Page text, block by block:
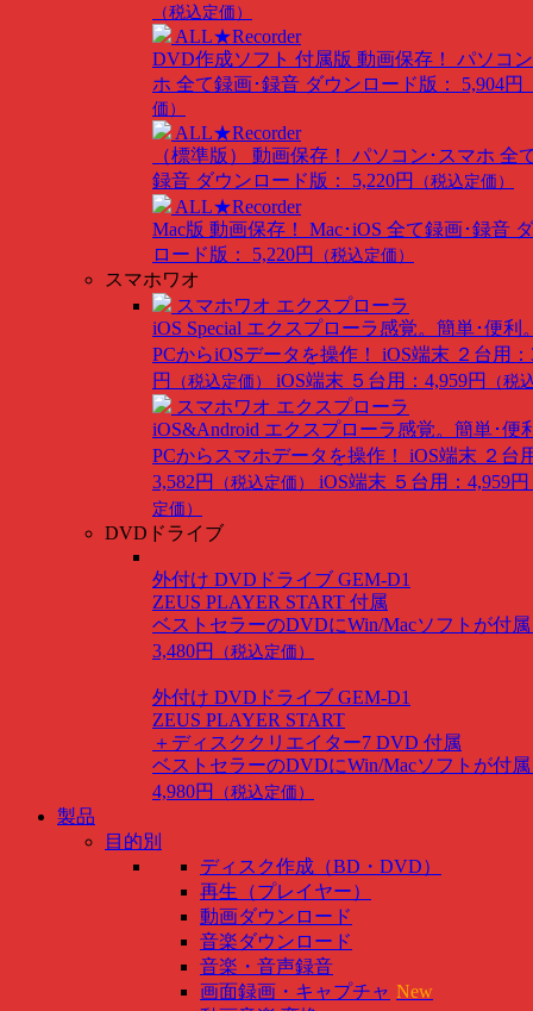
（税込定価）
ALL★Recorder
DVD作成ソフト 付属版 動画保存！ パソコ
ホ 全て録画･録音 ダウンロード版： 5,904円
価）
ALL★Recorder
（標準版） 動画保存！ パソコン･スマホ 全
録音 ダウンロード版： 5,220円 （税込定価）
ALL★Recorder
Mac版 動画保存！ Mac･iOS 全て録画･録音
ロード版： 5,220円
（税込定価）
スマホワオ
スマホワオ エクスプローラ
iOS Special エクスプローラ感覚。簡単･便利
PCからiOSデータを操作！ iOS端末 ２台用：
円
（税込定価） iOS端末 ５台用：4,959円 （税
スマホワオ エクスプローラ
iOS&Android エクスプローラ感覚。簡単･便
PCからスマホデータを操作！ iOS端末 ２台
3,582円
（税込定価） iOS端末 ５台用：4,959円
定価）
DVDドライブ
外付け DVDドライブ GEM-D1
ZEUS PLAYER START 付属
ベストセラーのDVDにWin/Macソフトが付
3,480円
（税込定価）
外付け DVDドライブ GEM-D1
ZEUS PLAYER START
＋ディスククリエイター7 DVD 付属
ベストセラーのDVDにWin/Macソフトが付
4,980円
（税込定価）
製品
目的別
ディスク作成（BD・DVD）
再生（プレイヤー）
動画ダウンロード
音楽ダウンロード
音楽・音声録音
画面録画・キャプチャ New